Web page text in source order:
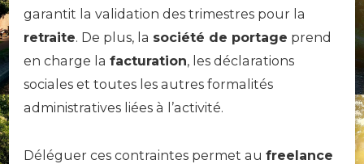
garantit la validation des trimestres pour la
retraite. De plus, la société de portage prend
en charge la facturation, les déclarations
sociales et toutes les autres formalités
administratives liées à l’activité.
Déléguer ces contraintes permet au freelance